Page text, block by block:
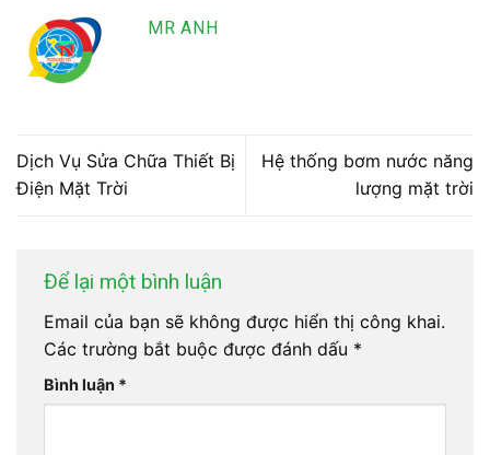
MR ANH
Dịch Vụ Sửa Chữa Thiết Bị
Điện Mặt Trời
Hệ thống bơm nước năng
lượng mặt trời
Để lại một bình luận
Email của bạn sẽ không được hiển thị công khai.
Các trường bắt buộc được đánh dấu *
Bình luận *